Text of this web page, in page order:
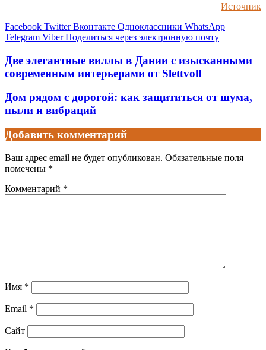
Источник
Facebook Twitter Вконтакте Одноклассники WhatsApp
Telegram Viber Поделиться через электронную почту
Две элегантные виллы в Дании с изысканными
современным интерьерами от Slettvoll
Дом рядом с дорогой: как защититься от шума,
пыли и вибраций
Добавить комментарий
Ваш адрес email не будет опубликован. Обязательные поля
помечены *
Комментарий *
Имя *
Email *
Сайт